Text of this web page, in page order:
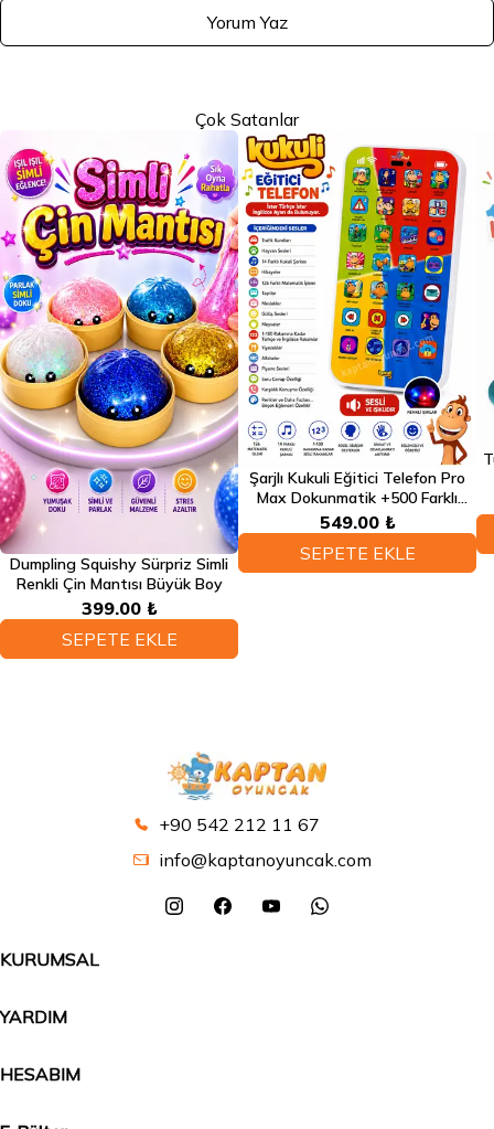
Yorum Yaz
Çok Satanlar
SEPETE EKLE
Dumpling Squishy Sürpriz Simli
Renkli Çin Mantısı Büyük Boy
399.00 ₺
SEPETE EKLE
Şarjlı Kukuli Eğitici Telefon Pro
Max Dokunmatik +500 Farklı
Eğitici Türkçe Sesli Fonksiyonlu
Telefon
549.00 ₺
+90 542 212 11 67
info@kaptanoyuncak.com
KURUMSAL
YARDIM
HESABIM